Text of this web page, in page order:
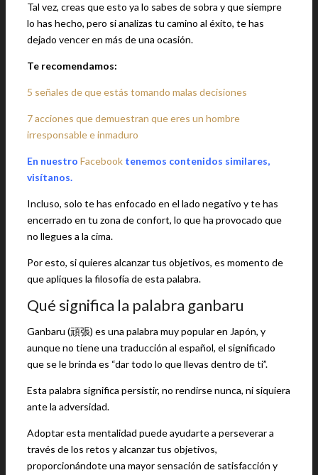
Tal vez, creas que esto ya lo sabes de sobra y que siempre
lo has hecho, pero si analizas tu camino al éxito, te has
dejado vencer en más de una ocasión.
Te recomendamos:
5 señales de que estás tomando malas decisiones
7 acciones que demuestran que eres un hombre
irresponsable e inmaduro
En nuestro Facebook tenemos contenidos similares,
visítanos.
Incluso, solo te has enfocado en el lado negativo y te has
encerrado en tu zona de confort, lo que ha provocado que
no llegues a la cima.
Por esto, si quieres alcanzar tus objetivos, es momento de
que apliques la filosofía de esta palabra.
Qué significa la palabra ganbaru
Ganbaru (頑張) es una palabra muy popular en Japón, y
aunque no tiene una traducción al español, el significado
que se le brinda es “dar todo lo que llevas dentro de ti”.
Esta palabra significa persistir, no rendirse nunca, ni siquiera
ante la adversidad.
Adoptar esta mentalidad puede ayudarte a perseverar a
través de los retos y alcanzar tus objetivos,
proporcionándote una mayor sensación de satisfacción y